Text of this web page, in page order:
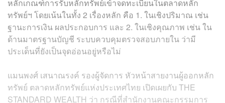
หลักเกณฑ์การรับหลักทรัพย์เข้าจดทะเบียนในตลาดหลัก
ทรัพย์ฯ โดยเน้นในทั้ง 2 เรื่องหลัก คือ 1. ในเชิงปริมาณ เช่น
ฐานะการเงิน ผลประกอบการ และ 2. ในเชิงคุณภาพ เช่น ใน
ด้านมาตรฐานบัญชี ระบบควบคุมตรวจสอบภายใน ว่ามี
ประเด็นที่ยังเป็นจุดอ่อนอยู่หรือไม่
แมนพงศ์ เสนาณรงค์ รองผู้จัดการ หัวหน้าสายงานผู้ออกหลัก
ทรัพย์ ตลาดหลักทรัพย์แห่งประเทศไทย เปิดเผยกับ THE
STANDARD WEALTH ว่า กรณีที่สำนักงานคณะกรรมการ